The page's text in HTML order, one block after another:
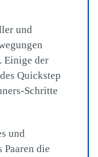
und
Einige der
Quickstep
Schritte
und
Paaren die